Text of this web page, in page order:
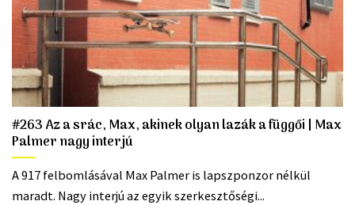
#263 Az a srác, Max, akinek olyan lazák a függői | Max
Palmer nagy interjú
A 917 felbomlásával Max Palmer is lapszponzor nélkül
maradt. Nagy interjú az egyik szerkesztőségi...